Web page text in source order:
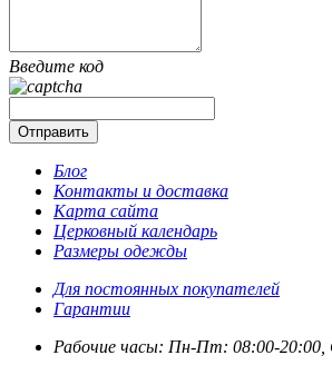
Введите код
Блог
Контакты и доставка
Карта сайта
Церковный календарь
Размеры одежды
Для постоянных покупателей
Гарантии
Рабочие часы: Пн-Пт: 08:00-20:00,